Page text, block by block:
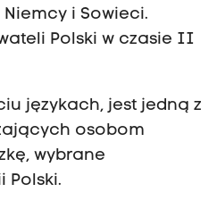
i Sowieci.
Polski w czasie II
językach, jest jedną z
osobom
wybrane
Polski.